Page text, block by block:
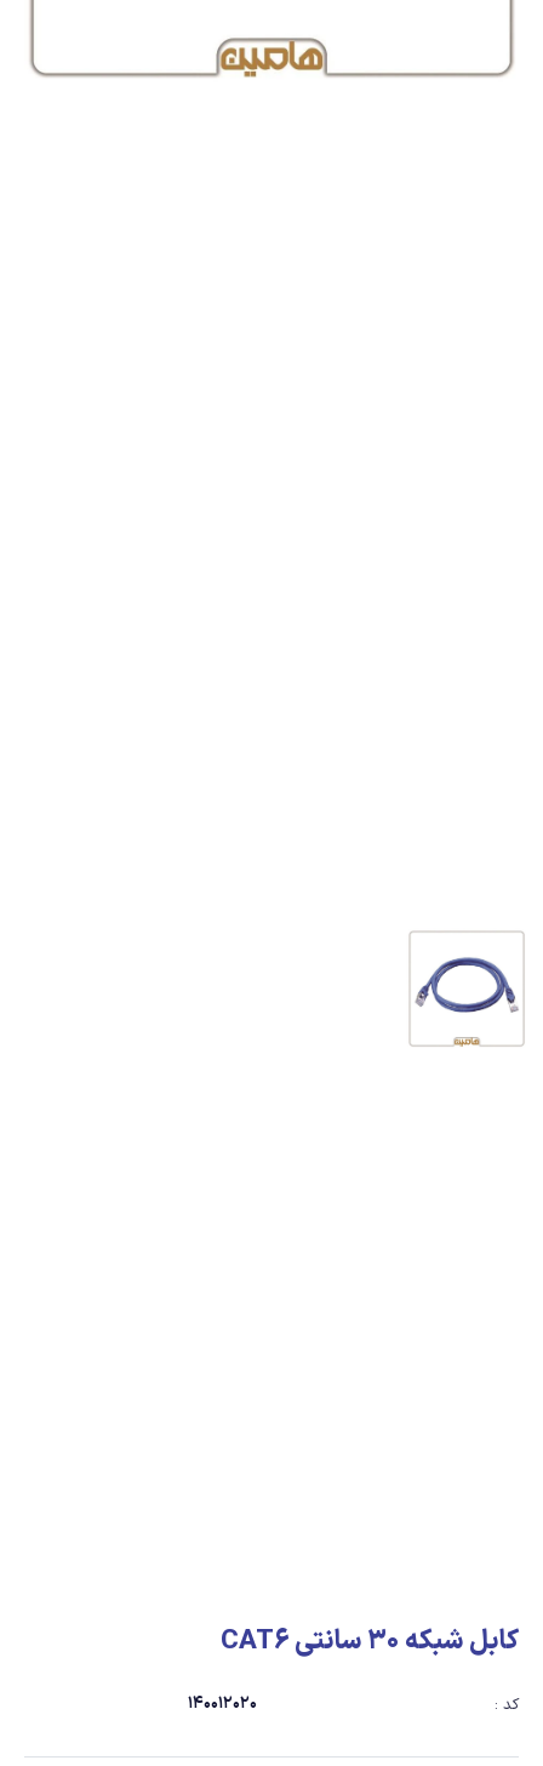
کابل شبکه 30 سانتی CAT6
کد : 140012020